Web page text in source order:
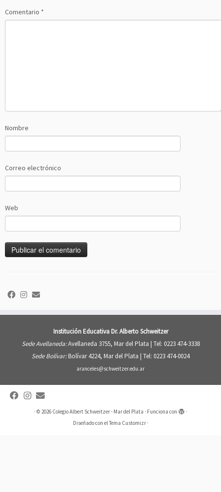
Comentario *
Nombre
Correo electrónico
Web
Institución Educativa Dr. Alberto Schweitzer
Sede Avellaneda:Avellaneda 3755, Mar del Plata | Tel: 0223 474-3338
Sede Bolívar:Bolívar 4224, Mar del Plata | Tel: 0223 474-0024
aranceles@schweitzer.edu.ar
· © 2026 Colegio Albert Schweitzer - Mar del Plata · Funciona con
·
Diseñado con elTema Customizr·